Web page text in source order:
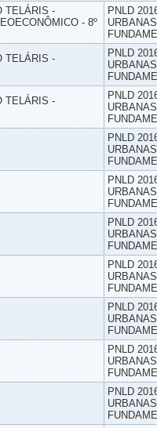
TELÁRIS -
- 8º
PNLD
TELÁRIS -
PNLD
TELÁRIS -
PNLD
PNLD
PNLD
PNLD
PNLD
PNLD
PNLD
PNLD